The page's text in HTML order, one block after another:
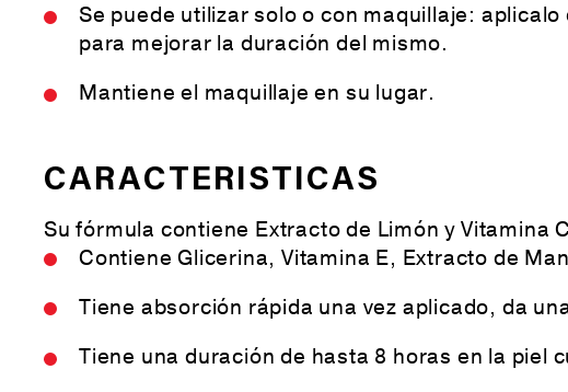
Se puede utilizar solo o con maquillaje:
para mejorar la duración del mismo.
Mantiene el maquillaje en su lugar.
CARACTERISTICAS
Su fórmula contiene Extracto de Limón y Vitamina
Contiene Glicerina, Vitamina E, Extracto de
Tiene absorción rápida una vez aplicado, da
Tiene una duración de hasta 8 horas en la piel